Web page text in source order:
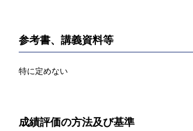
参考書、講義資料等
特に定めない
成績評価の方法及び基準